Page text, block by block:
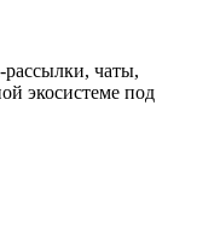
рассылки, чаты,
экосистеме под